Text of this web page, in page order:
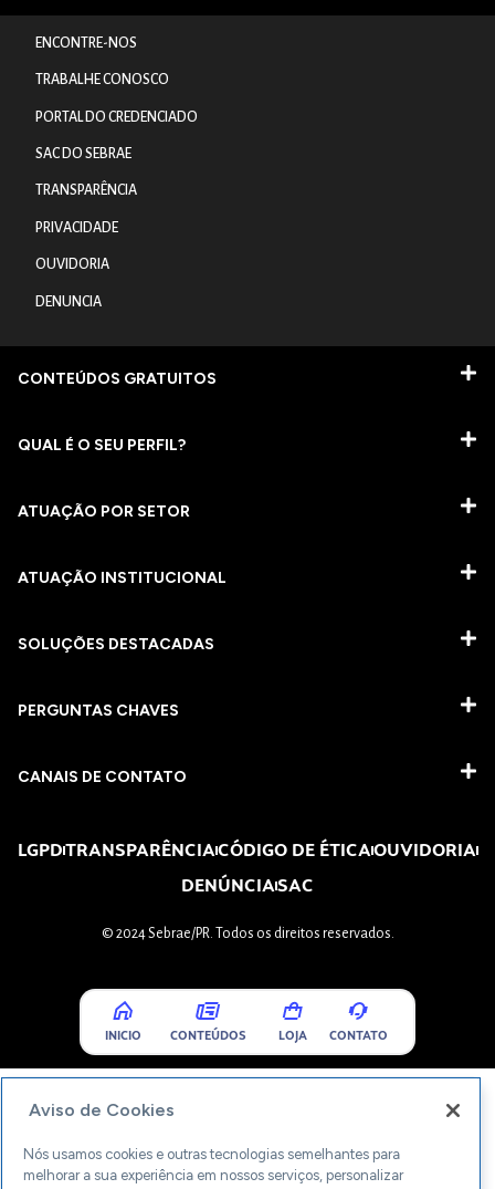
ENCONTRE-NOS
TRABALHE CONOSCO
PORTAL DO CREDENCIADO
SAC DO SEBRAE
TRANSPARÊNCIA
PRIVACIDADE
OUVIDORIA
DENUNCIA
CONTEÚDOS GRATUITOS
QUAL É O SEU PERFIL?
ATUAÇÃO POR SETOR
ATUAÇÃO INSTITUCIONAL
SOLUÇÕES DESTACADAS
PERGUNTAS CHAVES​
CANAIS DE CONTATO
LGPDTRANSPARÊNCIACÓDIGO DE ÉTICAOUVIDORIA
DENÚNCIASAC
© 2024 Sebrae/PR. Todos os direitos reservados.
INICIO CONTEÚDOS LOJA CONTATO
Aviso de Cookies
Nós usamos cookies e outras tecnologias semelhantes para
melhorar a sua experiência em nossos serviços, personalizar